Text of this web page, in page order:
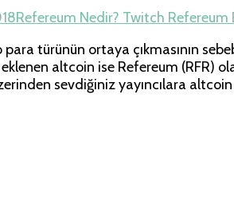
Refereum Nedir? Twitch Refereum
türünün ortaya çıkmasının
altcoin ise Refereum (RFR)
sevdiğiniz yayıncılara